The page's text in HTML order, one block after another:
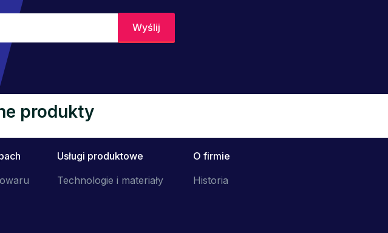
produkty
Usługi produktowe
Technologie i materiały
O firmie
Historia